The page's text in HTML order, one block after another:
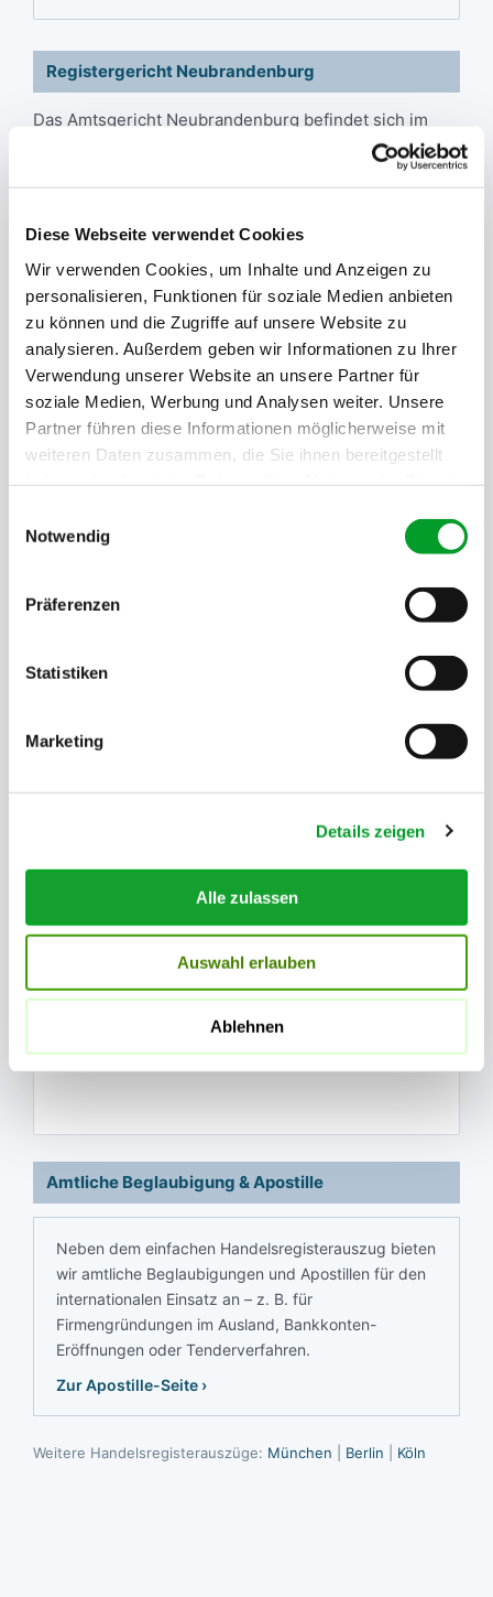
Diese Webseite verwendet Cookies
Wir verwenden Cookies, um Inhalte und Anzeigen zu
personalisieren, Funktionen für soziale Medien anbieten
zu können und die Zugriffe auf unsere Website zu
analysieren. Außerdem geben wir Informationen zu Ihrer
Verwendung unserer Website an unsere Partner für
soziale Medien, Werbung und Analysen weiter. Unsere
Partner führen diese Informationen möglicherweise mit
weiteren Daten zusammen, die Sie ihnen bereitgestellt
Notwendig
Präferenzen
Statistiken
Marketing
Details zeigen
Alle zulassen
Auswahl erlauben
Ablehnen
Registergericht Neubrandenburg
Das Amtsgericht Neubrandenburg befindet sich im
Zentrum in der unmittelbarer Nähe des Bahnhofs und
des Busbahnhofs. Das Handelsregister und die
eingesehen werden. Direkt am Registergericht
Sie brauchen schnell einen Handelsregisterauszug
oder andere Firmeninformationen aus
Neubrandenburg? Dann können Sie auch gleich hier
bei uns bestellen.bestellen
Verfügbare Dokumente
Die aktuelle Fassung aller Eintragungen im
Handelsregister des Amtsgerichts Neubrandenburg.
Alle Eintragungen und Veränderungen in
Historischer Handelsregisterauszug
Gelöschte Eintragungen und der vollständige
historische Verlauf der Firma.
Amtliche Beglaubigung & Apostille
Neben dem einfachen Handelsregisterauszug bieten
wir amtliche Beglaubigungen und Apostillen für den
internationalen Einsatz an – z. B. für
Firmengründungen im Ausland, Bankkonten-
Eröffnungen oder Tenderverfahren.
Zur Apostille-Seite ›
Weitere Handelsregisterauszüge: München Berlin Köln